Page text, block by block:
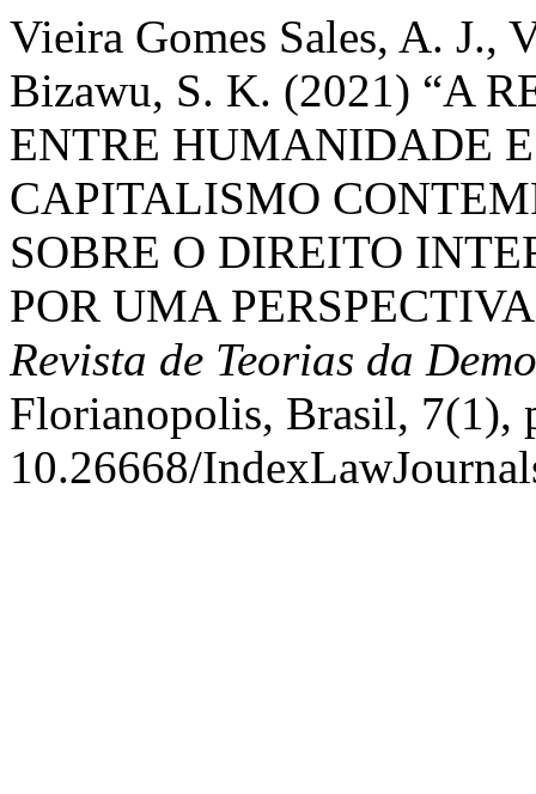
Vieira Gomes Sales, A. J.,
Bizawu, S. K. (2021) “A
ENTRE HUMANIDADE
CAPITALISMO
SOBRE O DIREITO
POR UMA
Revista de Teorias da
Florianopolis, Brasil, 7(1),
10.26668/